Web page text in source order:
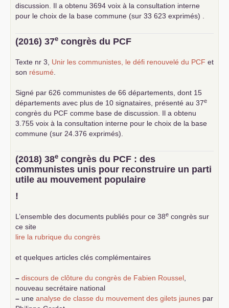
discussion. Il a obtenu 3694 voix à la consultation interne
pour le choix de la base commune (sur 33 623 exprimés) .
(2016) 37e congrès du PCF
Texte nr 3, Unir les communistes, le défi renouvelé du PCF et
son résumé
Signé par 626 communistes de 66 départements, dont 15
départements avec plus de 10 signataires, présenté au 37e
congrès du PCF comme base de discussion. Il a obtenu
3.755 voix à la consultation interne pour le choix de la base
commune (sur 24.376 exprimés).
(2018) 38e congrès du PCF : des
communistes unis pour reconstruire un parti
utile au mouvement populaire
!
L’ensemble des documents publiés pour ce 38e congrès sur
ce site
lire la rubrique du congrès
et quelques articles clés complémentaires
– discours de clôture du congrès de Fabien Roussel
nouveau secrétaire national
– une analyse de classe du mouvement des gilets jaunes par